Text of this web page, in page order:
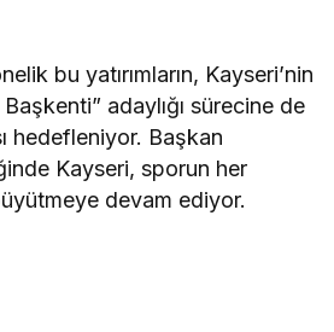
bu yatırımların, Kayseri’nin
adaylığı sürecine de
hedefleniyor. Başkan
Kayseri, sporun her
devam ediyor.